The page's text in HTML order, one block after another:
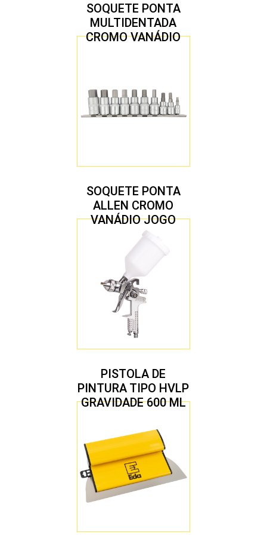
SOQUETE PONTA
MULTIDENTADA
CROMO VANÁDIO
SOQUETE PONTA
ALLEN CROMO
VANÁDIO JOGO
COM 10 PEÇAS
PISTOLA DE
PINTURA TIPO HVLP
GRAVIDADE 600 ML
1,7 MM